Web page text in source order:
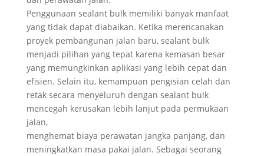
Penggunaan sealant bulk memiliki banyak manfaat
yang tidak dapat diabaikan. Ketika merencanakan
proyek pembangunan jalan baru, sealant bulk
menjadi pilihan yang tepat karena kemasan besar
yang memungkinkan aplikasi yang lebih cepat dan
efisien. Selain itu, kemampuan pengisian celah dan
retak secara menyeluruh dengan sealant bulk
mencegah kerusakan lebih lanjut pada permukaan
jalan,
menghemat biaya perawatan jangka panjang, dan
meningkatkan masa pakai jalan. Sebagai seorang